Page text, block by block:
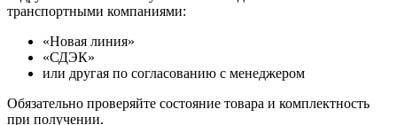
транспортными компаниями:
«Новая линия»
«СДЭК»
или другая по согласованию с менеджером
Обязательно проверяйте состояние товара и комплектность
при получении.